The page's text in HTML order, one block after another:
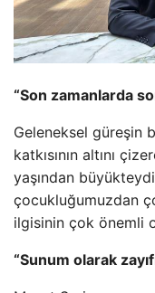
“Son zamanlarda
Geleneksel güreşin
katkısının altını
yaşından
çocukluğumuzdan
ilgisinin çok önemli
“Sunum olarak